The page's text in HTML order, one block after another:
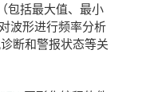
包括最大值、最小
波形进行频率分析
断和警报状态等关